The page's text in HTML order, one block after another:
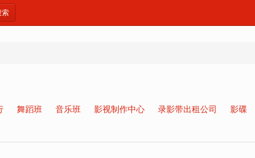
索
舞蹈班 音乐班 影视制作中心 录影带出租公司 影碟